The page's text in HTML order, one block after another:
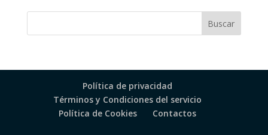
Política de privacidad
Términos y Condiciones del servicio
Política de Cookies
Contactos